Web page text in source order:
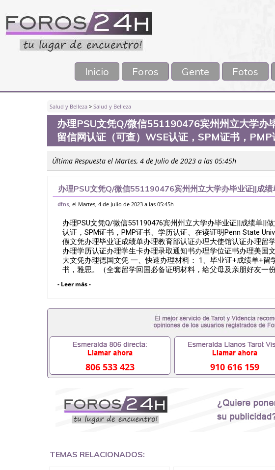
Inicio Foros Gente Fotos
Salud y Belleza > Salud y Belleza
办理PSU文凭Q/微信551190476宾州州立大学办
留信网认证（可查）WSE认证，SPM证书，
Última Respuesta el Martes, 4 de Julio de 2023 a las 05:45h
办理PSU文凭Q/微信551190476宾州州立大学办毕业证||成绩
（可查）WSE认证，SPM证书，PMP证书、学历认证、在读
dfns, el Martes, 4 de Julio de 2023 a las 05:45h
办理PSU文凭Q/微信551190476宾州州立大学办毕业证||成绩单||
认证，SPM证书，PMP证书、学历认证、在读证明Penn State
假文凭办理毕业证成绩单办理教育部认证办理大使馆认证办理留
办理学历认证办理学生卡办理录取通知书办理学位证书办理美国
大文凭办理德国文凭 一、快速办理材料： 1、毕业证+成绩单+留
书，雅思。（全套留学回国必备证明材料，给父母及亲朋好友一
时都可以安排办理，毕业证成绩单，学校，专业，学位，毕业时
料551190476入职事业单位/国企假的毕业证会查吗551190476入
551190476办理假毕业证在国内能用吗, 挂科拿不到毕业证怎么办
理毕业证,没毕业可以办学历认证吗,您是否因为中途辍学、挂科而
材料不齐而被拒之门外551190476您是否因没正常毕业而导致回
成绩不理想毕不了业怎么办551190476找工作没有文凭怎么办,
理本科/硕士毕业证551190476网上买文凭可靠吗551190476哪里
证怎么办理551190476国外大学文凭可以打工作吗551190476怎
美国毕业证551190476哪里可以办理澳洲毕业证551190476留学
551190476 如何拿到国外毕业证QQ微信551190476办假大学毕业
QQ微信551190476找毕业证封皮QQ微信551190476国外毕业证外
业证QQ微信551190476快速拿到国外文凭QQ微信551190476国外
551190476买国外文凭质量QQ微信551190476国外本科毕业证怎
- Leer más -
806 533 423 910 616 159
TEMAS RELACIONADOS: